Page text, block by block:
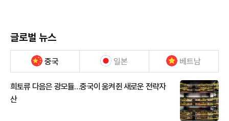
글로벌 뉴스
중국 일본 베트남
희토류 다음은 광모듈…중국이 움켜쥔 새로운 전략자
산